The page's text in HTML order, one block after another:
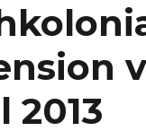
2013